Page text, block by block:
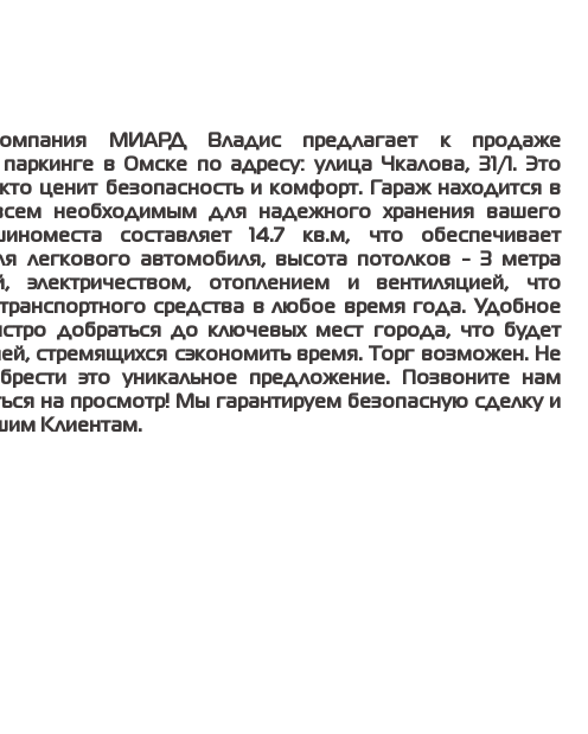
МИАРД Владис предлагает к продаже
в Омске по адресу: улица Чкалова, 31/1. Это
ценит безопасность и комфорт. Гараж находится в
необходимым для надежного хранения вашего
составляет 14.7 кв.м, что обеспечивает
легкового автомобиля, высота потолков - 3 метра
электричеством, отоплением и вентиляцией, что
средства в любое время года. Удобное
добраться до ключевых мест города, что будет
стремящихся сэкономить время. Торг возможен. Не
это уникальное предложение. Позвоните нам
на просмотр! Мы гарантируем безопасную сделку и
Клиентам.